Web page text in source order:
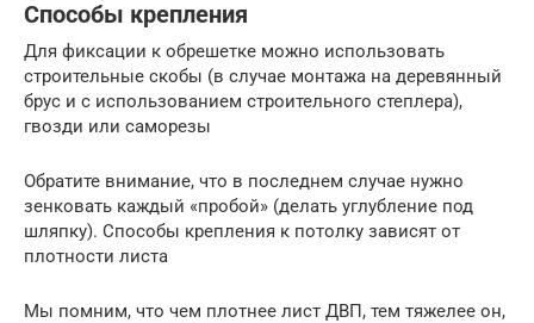
Способы крепления
Для фиксации к обрешетке можно использовать
строительные скобы (в случае монтажа на деревянный
брус и с использованием строительного степлера),
гвозди или саморезы
Обратите внимание, что в последнем случае нужно
зенковать каждый «пробой» (делать углубление под
шляпку). Способы крепления к потолку зависят от
плотности листа
Мы помним, что чем плотнее лист ДВП, тем тяжелее он,